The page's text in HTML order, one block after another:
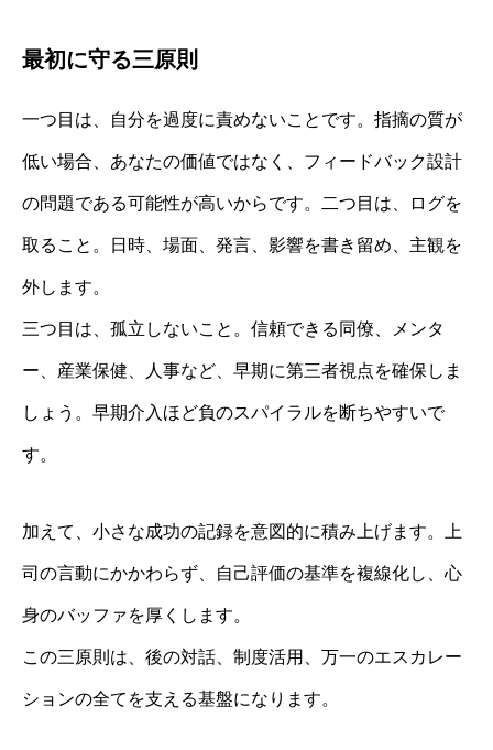
最初に守る三原則
一つ目は、自分を過度に責めないことです。指摘の質が
低い場合、あなたの価値ではなく、フィードバック設計
の問題である可能性が高いからです。二つ目は、ログを
取ること。日時、場面、発言、影響を書き留め、主観を
外します。
三つ目は、孤立しないこと。信頼できる同僚、メンタ
ー、産業保健、人事など、早期に第三者視点を確保しま
しょう。早期介入ほど負のスパイラルを断ちやすいで
す。
加えて、小さな成功の記録を意図的に積み上げます。上
司の言動にかかわらず、自己評価の基準を複線化し、心
身のバッファを厚くします。
この三原則は、後の対話、制度活用、万一のエスカレー
ションの全てを支える基盤になります。